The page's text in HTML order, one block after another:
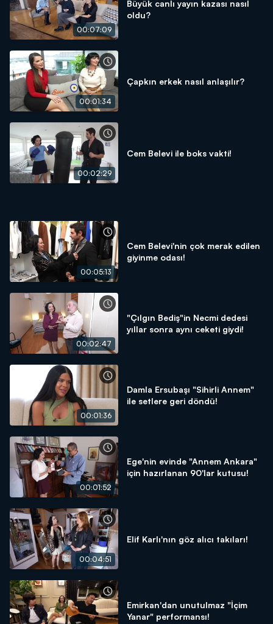
00:07:09
Büyük canlı yayın kazası nasıl
oldu?
00:01:34
Çapkın erkek nasıl anlaşılır?
00:02:29
Cem Belevi ile boks vakti!
00:05:13
Cem Belevi'nin çok merak edilen
giyinme odası!
00:02:47
"Çılgın Bediş"in Necmi dedesi
yıllar sonra aynı ceketi giydi!
00:01:36
Damla Ersubaşı "Sihirli Annem"
ile setlere geri döndü!
00:01:52
Ege'nin evinde "Annem Ankara"
için hazırlanan 90'lar kutusu!
00:04:51
Elif Karlı'nın göz alıcı takıları!
Emirkan'dan unutulmaz "İçim
Yanar" performansı!